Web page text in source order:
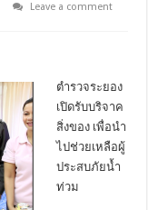
Leave a comment
ตำรวจระยอง
เปิดรับบริจาค
สิ่งของ เพื่อนำ
ไปช่วยเหลือผู้
ประสบภัยน้ำ
ท่วม